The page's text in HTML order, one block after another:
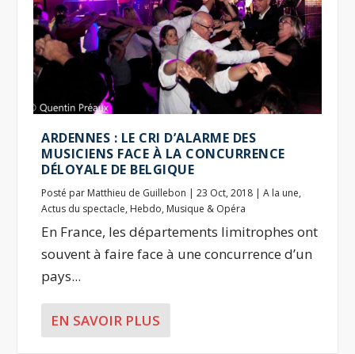
ARDENNES : LE CRI D’ALARME DES
MUSICIENS FACE À LA CONCURRENCE
DÉLOYALE DE BELGIQUE
Posté par Matthieu de Guillebon |23 Oct, 2018 |A la une,
Actus du spectacle, Hebdo, Musique & Opéra
En France, les départements limitrophes ont
souvent à faire face à une concurrence d’un
pays...
EN SAVOIR PLUS